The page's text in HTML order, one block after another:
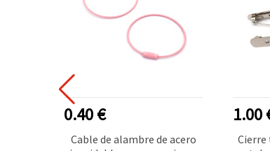
0.40 €
Cable de alambre de acero
1.00
Cierre